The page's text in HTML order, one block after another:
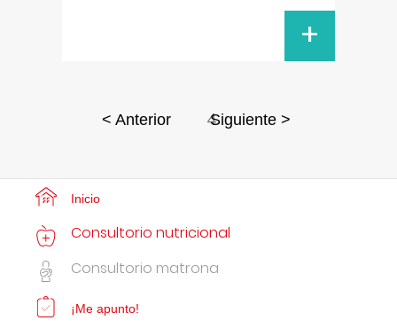
+
< Anterior 4
Siguiente >
Inicio
Consultorio nutricional
Consultorio matrona
¡Me apunto!